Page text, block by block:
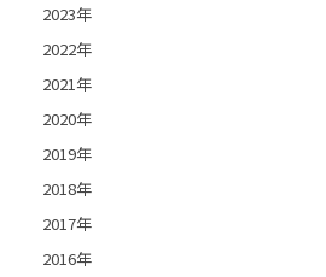
2023年
2022年
2021年
2020年
2019年
2018年
2017年
2016年